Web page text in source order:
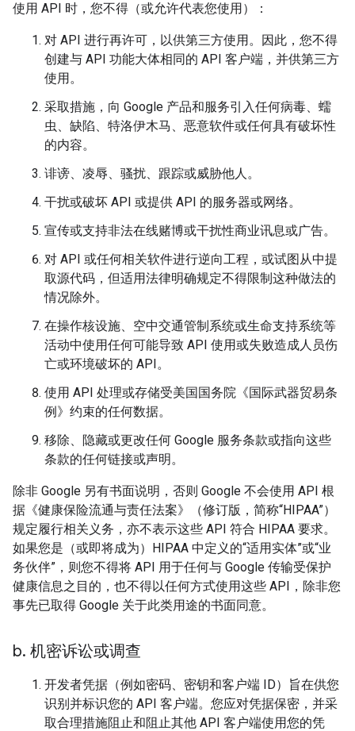
使用 API 时，您不得（或允许代表您使用）：
对 API 进行再许可，以供第三方使用。因此，您不得
创建与 API 功能大体相同的 API 客户端，并供第三方
使用。
采取措施，向 Google 产品和服务引入任何病毒、蠕
虫、缺陷、特洛伊木马、恶意软件或任何具有破坏性
的内容。
诽谤、凌辱、骚扰、跟踪或威胁他人。
干扰或破坏 API 或提供 API 的服务器或网络。
宣传或支持非法在线赌博或干扰性商业讯息或广告。
对 API 或任何相关软件进行逆向工程，或试图从中提
取源代码，但适用法律明确规定不得限制这种做法的
情况除外。
在操作核设施、空中交通管制系统或生命支持系统等
活动中使用任何可能导致 API 使用或失败造成人员伤
亡或环境破坏的 API。
使用 API 处理或存储受美国国务院《国际武器贸易条
例》约束的任何数据。
移除、隐藏或更改任何 Google 服务条款或指向这些
条款的任何链接或声明。
除非 Google 另有书面说明，否则 Google 不会使用 API 根
据《健康保险流通与责任法案》（修订版，简称“HIPAA”）
规定履行相关义务，亦不表示这些 API 符合 HIPAA 要求。
如果您是（或即将成为）HIPAA 中定义的“适用实体”或“业
务伙伴”，则您不得将 API 用于任何与 Google 传输受保护
健康信息之目的，也不得以任何方式使用这些 API，除非您
事先已取得 Google 关于此类用途的书面同意。
b. 机密诉讼或调查
开发者凭据（例如密码、密钥和客户端 ID）旨在供您
识别并标识您的 API 客户端。您应对凭据保密，并采
取合理措施阻止和阻止其他 API 客户端使用您的凭